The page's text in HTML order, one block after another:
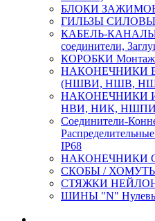
БЛОКИ
ГИЛЬЗЫ
КАБЕЛЬ-КАНАЛЫ
соединители,
КОРОБКИ
НАКОНЕЧНИКИ
(НШВИ, НШВ,
НАКОНЕЧНИКИ
НВИ, НИК,
Соединители-
IP68
НАКОНЕЧНИКИ
СКОБЫ /
СТЯЖКИ
ШИНЫ "N"